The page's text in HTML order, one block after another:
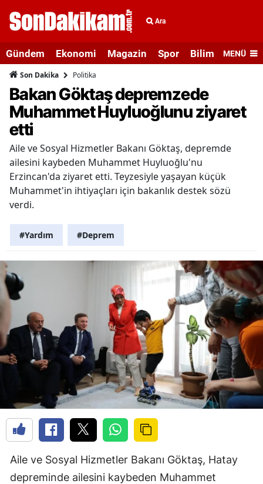
Ara
Gündem Ekonomi Magazin Spor Bilim veMENÜ
Son Dakika Politika
Bakan Göktaş depremzede
Muhammet Huyluoğlunu ziyaret
etti
Aile ve Sosyal Hizmetler Bakanı Göktaş, depremde
ailesini kaybeden Muhammet Huyluoğlu'nu
Erzincan'da ziyaret etti. Teyzesiyle yaşayan küçük
Muhammet'in ihtiyaçları için bakanlık destek sözü
verdi.
#Yardım #Deprem
Aile ve Sosyal Hizmetler Bakanı Göktaş, Hatay
depreminde ailesini kaybeden Muhammet